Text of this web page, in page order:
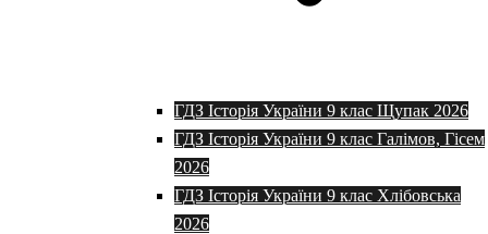
ГДЗ Історія України 9 клас Щупак 2026
ГДЗ Історія України 9 клас Галімов, Гісем
2026
ГДЗ Історія України 9 клас Хлібовська
2026